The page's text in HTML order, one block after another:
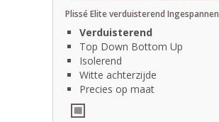
Plissé Elite verduisterend Ingespannen
Verduisterend
Top Down Bottom Up
Isolerend
Witte achterzijde
Precies op maat